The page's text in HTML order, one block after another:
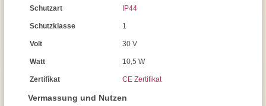
Schutzart IP44
Schutzklasse 1
Volt 30 V
Watt 10,5 W
Zertifikat CE Zertifikat
Vermassung und Nutzen